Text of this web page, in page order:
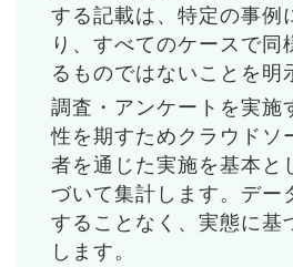
する記載は、特定の事例
り、すべてのケースで同
るものではないことを明
調査・アンケートを実施
性を期すためクラウドソ
者を通じた実施を基本と
づいて集計します。デー
することなく、実態に基
します。